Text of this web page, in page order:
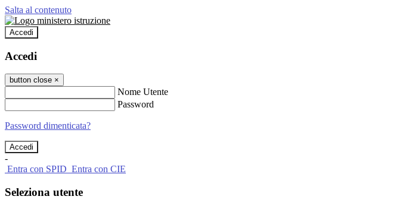
Salta al contenuto
Accedi
Accedi
button close ×
Nome Utente
Password
Password dimenticata?
-
Entra con SPID Entra con CIE
Seleziona utente